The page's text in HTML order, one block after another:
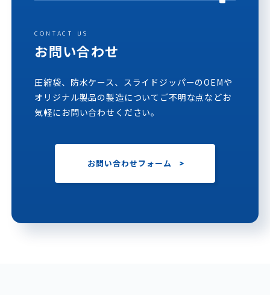
CONTACT US
お問い合わせ
圧縮袋、防水ケース、スライドジッパーのOEMや
オリジナル製品の製造についてご不明な点などお
気軽にお問い合わせください。
お問い合わせフォーム